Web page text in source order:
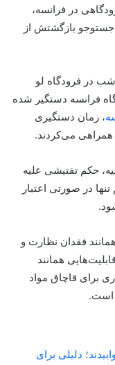
در فرانسه،
بازگشتش از
بنیان‌گذار ۳۹ساله‌ی تلگرام حوالی ساعت ۸ شب در فرودگاه لو
فرانسه دستگیر شده
، زمان دستگیری
می‌کردند.
حکم تفتیشی علیه
در صورتی اعتبار
فقدان نظارت و
همانند
برای قاچاق مواد
است.
دلیلی برای